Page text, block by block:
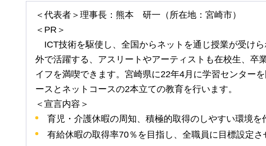
＜代表者＞理事長：熊本 研一 （所在地：宮崎市）
＜PR＞
ICT技術を駆使し、全国からネットを通じ授業が受け
外で活躍する、アスリートやアーティストも在校生、卒
イフを満喫できます。宮崎県に22年4月に学習センター
ースとネットコースの2本立ての教育を行います。
＜宣言内容＞
育児・介護休暇の周知、積極的取得のしやすい環境を
有給休暇の取得率70％を目指し、全職員に目標設定さ